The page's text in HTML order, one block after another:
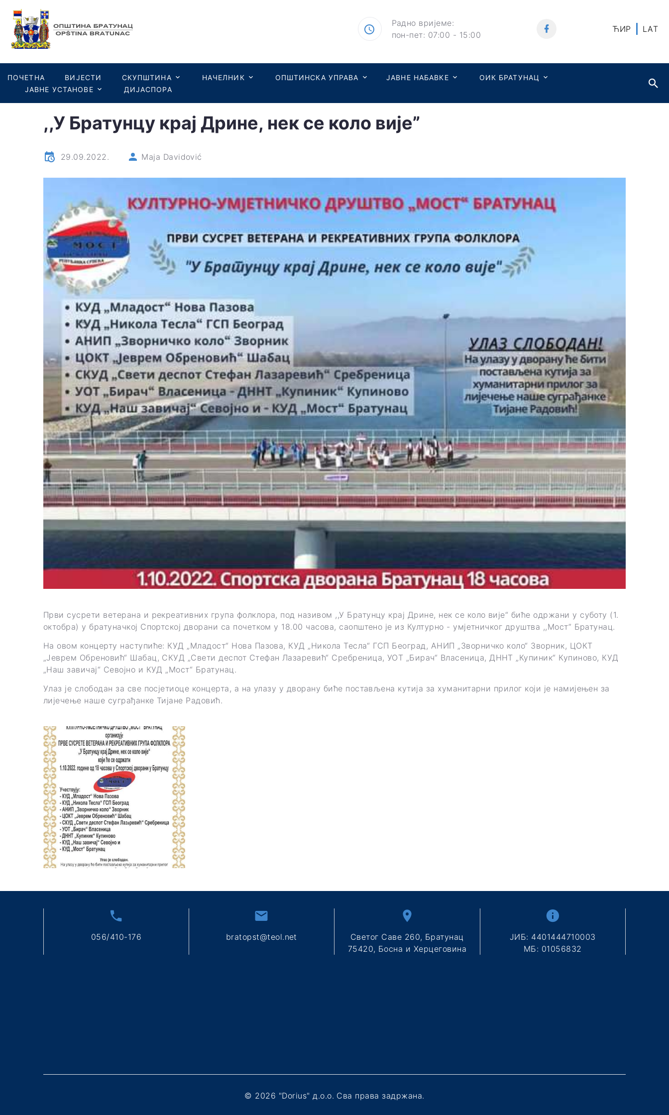
Радно вријеме:
пон-пет: 07:00 - 15:00
ЋИР LAT
ПОЧЕТНА ВИЈЕСТИ СКУПШТИНА НАЧЕЛНИК ОПШТИНСКА УПРАВА ЈАВНЕ НАБАВКЕ
ОИК БРАТУНАЦ
ЈАВНЕ УСТАНОВЕ
ДИЈАСПОРА
,,У Братунцу крај Дрине, нек се коло вије”
29.09.2022. Maja Davidović
Први сусрети ветерана и рекреативних група фолклора, под називом ,,У Братунцу крај Дрине, нек се коло вије“ биће одржани у суботу (1.
октобра) у братуначкој Спортској дворани са почетком у 18.00 часова, саопштено је из Културно - умјетничког друштва ,,Мост” Братунац.
На овом концерту наступиће: КУД „Младост“ Нова Пазова, КУД „Никола Тесла“ ГСП Београд, АНИП „Зворничко коло“ Зворник, ЦОКТ
„Јеврем Обреновић“ Шабац, СКУД „Свети деспот Стефан Лазaревић“ Сребреница, УОТ „Бирач“ Власеница, ДННТ „Купиник“ Купиново, КУД
„Наш завичај“ Севојно и КУД „Мост“ Братунац.
Улаз је слободан за све посјетиоце концерта, а на улазу у дворану биће постављена кутија за хуманитарни прилог који је намијењен за
лијечење наше суграђанке Тијане Радовић.
056/410-176 bratopst@teol.net
Светог Саве 260, Братунац
75420, Босна и Херцеговина
ЈИБ: 4401444710003
МБ: 01056832
© 2026 "Dorius" д.о.о. Сва права задржана.